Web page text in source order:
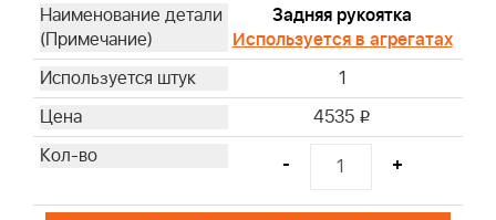
Задняя рукоятка
Используется в агрегатах
1
4535 i
- +